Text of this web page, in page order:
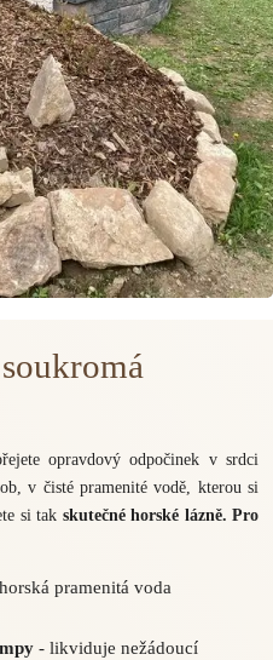
opravdový odpočinek v srdci
v čisté pramenité vodě, kterou si
si tak skutečné horské lázně. Pro
pramenitá voda
- likviduje nežádoucí